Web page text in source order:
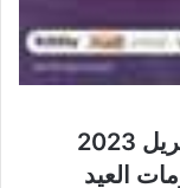
عروض احمد عبد الواحد اليوم 11 ابريل 2023